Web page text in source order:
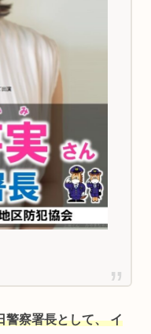
警察署長として、 イ